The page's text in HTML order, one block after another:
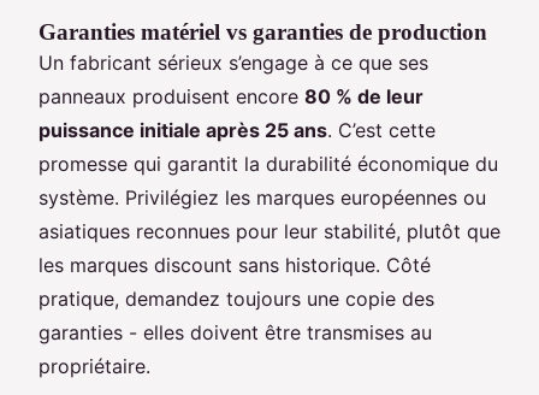
Garanties matériel vs garanties de production
Un fabricant sérieux s’engage à ce que ses
panneaux produisent encore 80 % de leur
puissance initiale après 25 ans. C’est cette
promesse qui garantit la durabilité économique du
système. Privilégiez les marques européennes ou
asiatiques reconnues pour leur stabilité, plutôt que
les marques discount sans historique. Côté
pratique, demandez toujours une copie des
garanties - elles doivent être transmises au
propriétaire.